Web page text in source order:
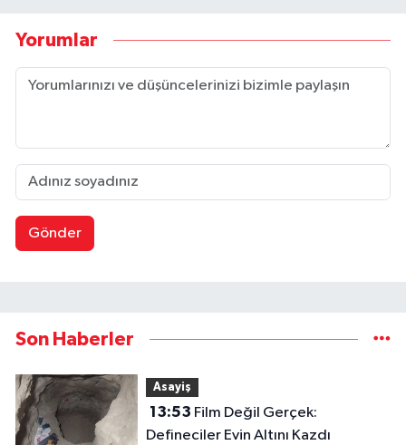
Yorumlar
Gönder
Son Haberler
Asayiş
13:53
Defineciler Evin Altını Kazdı